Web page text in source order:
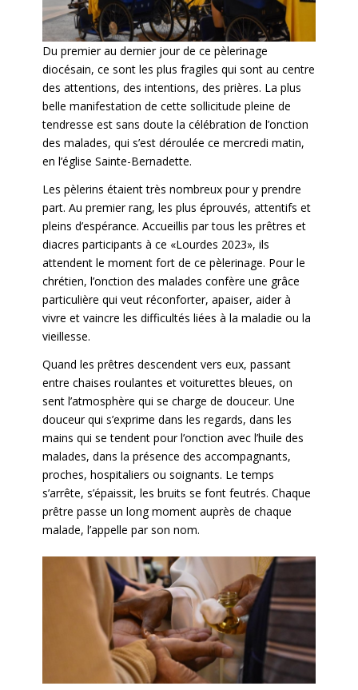
Du premier au dernier jour de ce pèlerinage
diocésain, ce sont les plus fragiles qui sont au centre
des attentions, des intentions, des prières. La plus
belle manifestation de cette sollicitude pleine de
tendresse est sans doute la célébration de l’onction
des malades, qui s’est déroulée ce mercredi matin,
en l’église Sainte-Bernadette.
Les pèlerins étaient très nombreux pour y prendre
part. Au premier rang, les plus éprouvés, attentifs et
pleins d’espérance. Accueillis par tous les prêtres et
diacres participants à ce «Lourdes 2023», ils
attendent le moment fort de ce pèlerinage. Pour le
chrétien, l’onction des malades confère une grâce
particulière qui veut réconforter, apaiser, aider à
vivre et vaincre les difficultés liées à la maladie ou la
vieillesse.
Quand les prêtres descendent vers eux, passant
entre chaises roulantes et voiturettes bleues, on
sent l’atmosphère qui se charge de douceur. Une
douceur qui s’exprime dans les regards, dans les
mains qui se tendent pour l’onction avec l’huile des
malades, dans la présence des accompagnants,
proches, hospitaliers ou soignants. Le temps
s’arrête, s’épaissit, les bruits se font feutrés. Chaque
prêtre passe un long moment auprès de chaque
malade, l’appelle par son nom.